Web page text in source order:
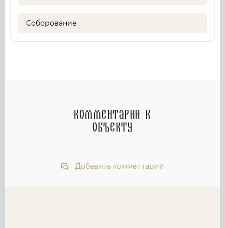
Соборование
Комментарии к
объекту
Добавить комментарий